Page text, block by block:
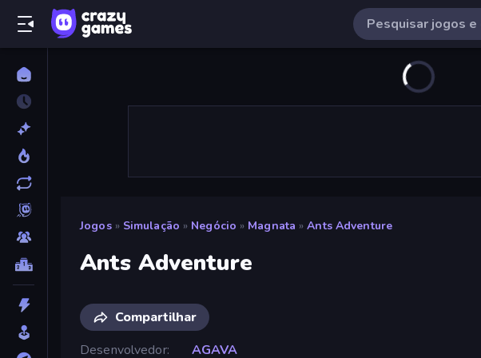
Jogos » Simulação » Negócio » Magnata » Ants Adventure
Ants Adventure
Compartilhar
Desenvolvedor
AGAVA